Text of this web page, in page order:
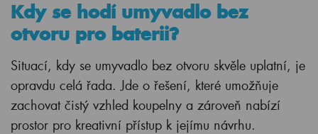
Kdy se hodí umyvadlo bez
otvoru pro baterii?
Situací, kdy se umyvadlo bez otvoru skvěle uplatní, je
opravdu celá řada. Jde o řešení, které umožňuje
zachovat čistý vzhled koupelny a zároveň nabízí
prostor pro kreativní přístup k jejímu návrhu.